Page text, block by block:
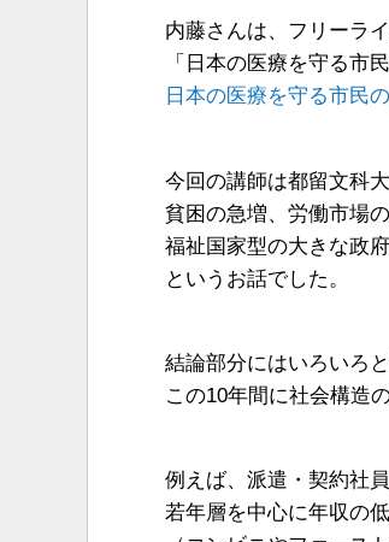
内藤さんは、フリーラ
「日本の医療を守る市
日本の医療を守る市民
今回の講師は都留文科
貧困の急増、労働市場
福祉国家型の大きな政
というお話でした。
結論部分にはいろいろ
この10年間に社会構造
例えば、派遣・契約社
若年層を中心に年収の